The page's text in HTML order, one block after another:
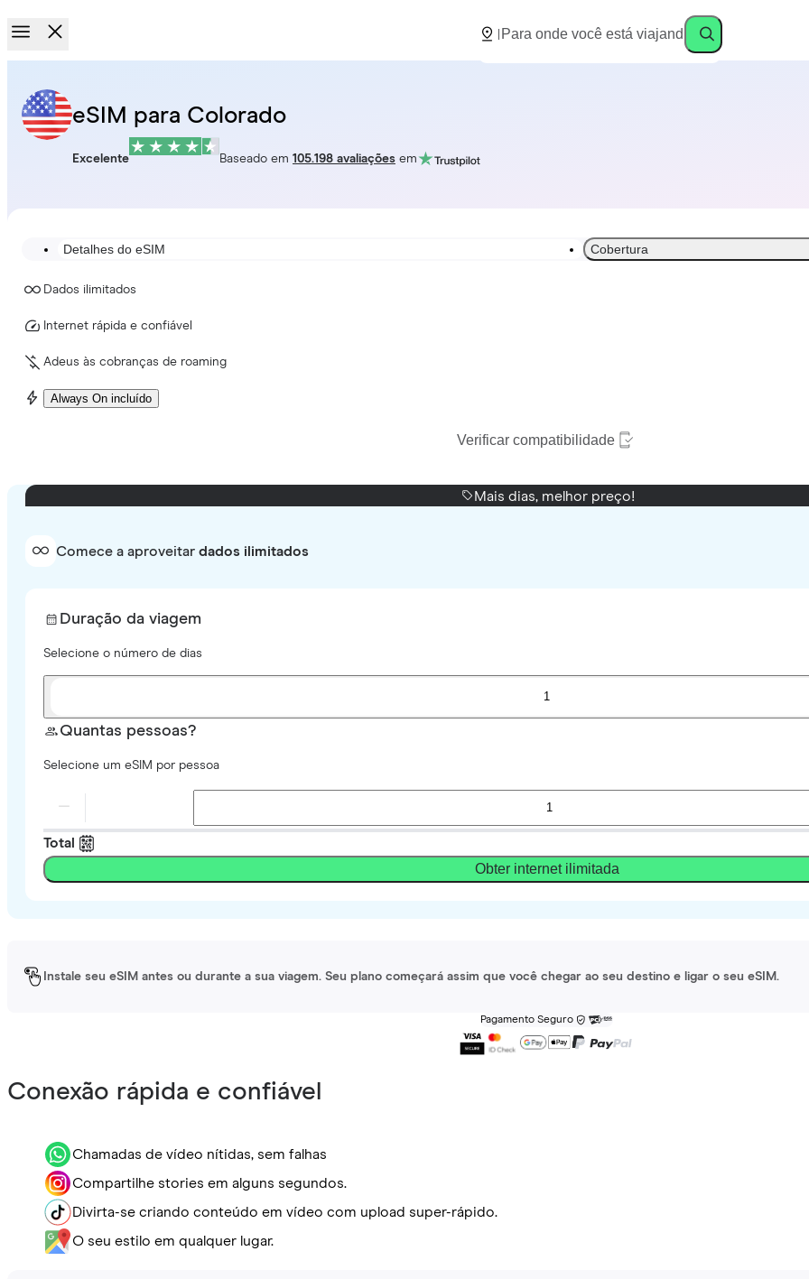
eSIM para Colorado
Excelente Baseado em 105.198 avaliações em
Detalhes do eSIM Cobertura
Dados ilimitados
Internet rápida e confiável
Adeus às cobranças de roaming
Always On incluído
Verificar compatibilidade
Mais dias, melhor preço!
Comece a aproveitar dados ilimitados
Duração da viagem
Selecione o número de dias
1
Quantas pessoas?
Selecione um eSIM por pessoa
Total
Obter internet ilimitada
Instale seu eSIM antes ou durante a sua viagem. Seu plano começará assim que você chegar ao seu destino e ligar o seu eSIM.
Pagamento Seguro
Conexão rápida e confiável
Chamadas de vídeo nítidas, sem falhas
Compartilhe stories em alguns segundos.
Divirta-se criando conteúdo em vídeo com upload super-rápido.
O seu estilo em qualquer lugar.